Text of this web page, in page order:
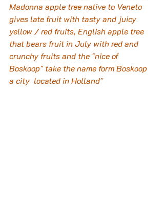
Madonna apple tree native to Veneto
gives late fruit with tasty and juicy
yellow / red fruits, English apple tree
that bears fruit in July with red and
crunchy fruits and the "nice of
Boskoop" take the name form Boskoop
a city  located in Holland"